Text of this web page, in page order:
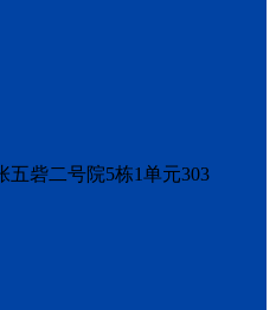
五砦二号院5栋1单元303